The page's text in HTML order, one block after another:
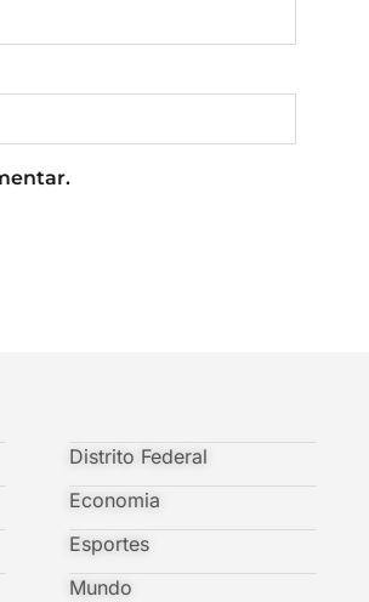
Distrito Federal
Economia
Esportes
Mundo